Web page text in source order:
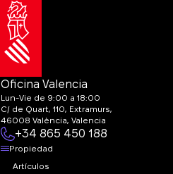
Oficina Valencia
Lun-Vie de 9:00 a 18:00
C/ de Quart, 110, Extramurs,
46008 València, Valencia
+34 865 450 188
Propiedad
Artículos